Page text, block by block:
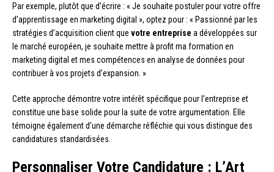
Par exemple, plutôt que d’écrire : « Je souhaite postuler pour votre offre
d’apprentissage en marketing digital », optez pour : « Passionné par les
stratégies d’acquisition client que votre entreprise a développées sur
le marché européen, je souhaite mettre à profit ma formation en
marketing digital et mes compétences en analyse de données pour
contribuer à vos projets d’expansion. »
Cette approche démontre votre intérêt spécifique pour l’entreprise et
constitue une base solide pour la suite de votre argumentation. Elle
témoigne également d’une démarche réfléchie qui vous distingue des
candidatures standardisées.
Personnaliser Votre Candidature : L’Art